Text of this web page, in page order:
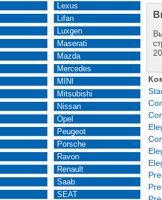
Lexus
Lifan
Luxgen
Maserati
Mazda
Mercedes
MINI
Mitsubishi
Nissan
Opel
Peugeot
Porsche
Ravon
Renault
Saab
SEAT